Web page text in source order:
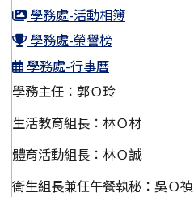
學務處-活動相簿
學務處-榮譽榜
學務處-行事曆
學務主任：郭Ｏ玲
生活教育組長：林Ｏ材
體育活動組長：林Ｏ誠
衛生組長兼任午餐執秘：吳Ｏ禎